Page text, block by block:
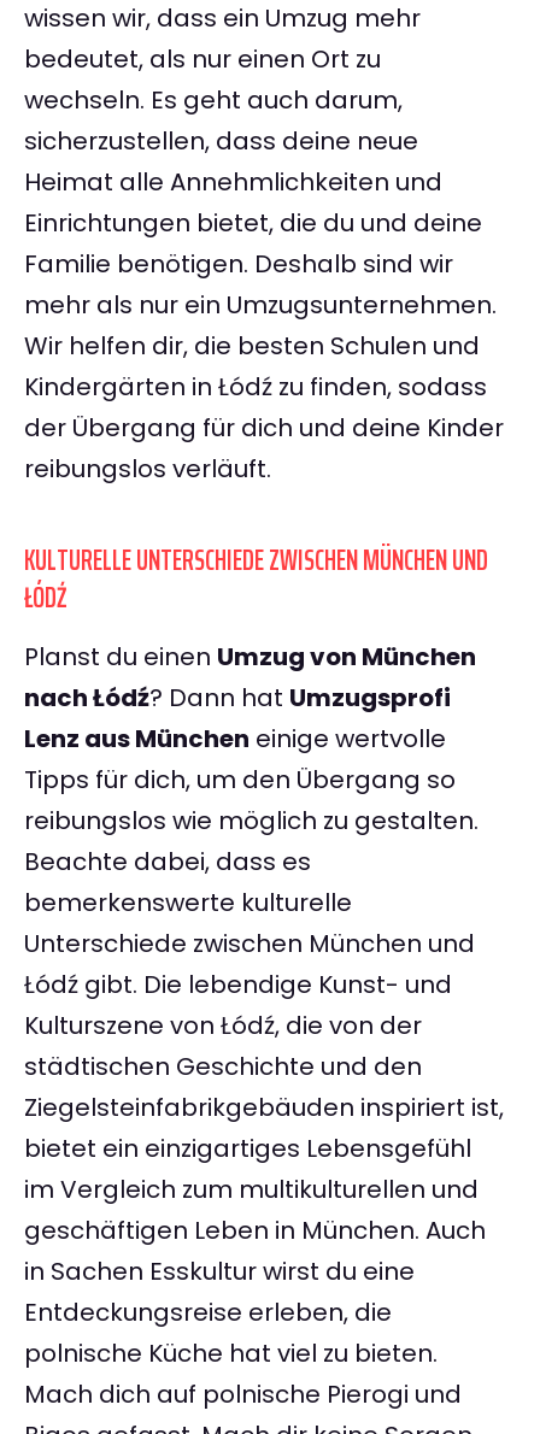
wissen wir, dass ein Umzug mehr
bedeutet, als nur einen Ort zu
wechseln. Es geht auch darum,
sicherzustellen, dass deine neue
Heimat alle Annehmlichkeiten und
Einrichtungen bietet, die du und deine
Familie benötigen. Deshalb sind wir
mehr als nur ein Umzugsunternehmen.
Wir helfen dir, die besten Schulen und
Kindergärten in Łódź zu finden, sodass
der Übergang für dich und deine Kinder
reibungslos verläuft.
KULTURELLE UNTERSCHIEDE ZWISCHEN MÜNCHEN UND
ŁÓDŹ
Planst du einen Umzug von München
nach Łódź? Dann hat Umzugsprofi
Lenz aus München einige wertvolle
Tipps für dich, um den Übergang so
reibungslos wie möglich zu gestalten.
Beachte dabei, dass es
bemerkenswerte kulturelle
Unterschiede zwischen München und
Łódź gibt. Die lebendige Kunst- und
Kulturszene von Łódź, die von der
städtischen Geschichte und den
Ziegelsteinfabrikgebäuden inspiriert ist,
bietet ein einzigartiges Lebensgefühl
im Vergleich zum multikulturellen und
geschäftigen Leben in München. Auch
in Sachen Esskultur wirst du eine
Entdeckungsreise erleben, die
polnische Küche hat viel zu bieten.
Mach dich auf polnische Pierogi und